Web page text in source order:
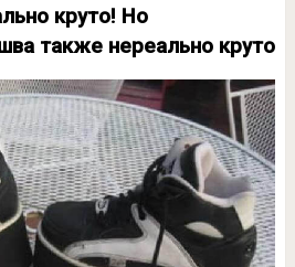
круто! Но
также нереально круто